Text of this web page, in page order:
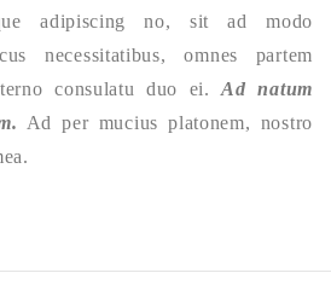
adipiscing no, sit ad modo
necessitatibus, omnes partem
consulatu duo ei.Ad natum
Ad per mucius platonem, nostro